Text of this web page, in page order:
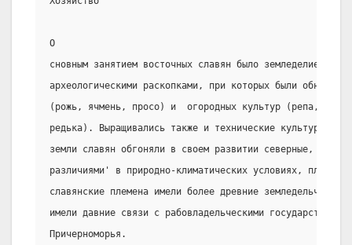
О
сновным занятием восточных славян было земледелие. Это
археологическими раскопками, при которых были
(рожь, ячмень, просо) и  огородных культур (репа,
редька). Выращивались также и технические культуры
земли славян обгоняли в своем развитии северные, что
различиями' в природно-климатических условиях,
славянские племена имели более древние
имели давние связи с рабовладельческими государствами
Причерноморья.